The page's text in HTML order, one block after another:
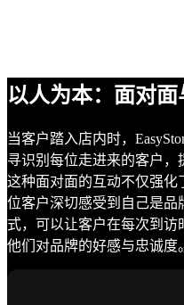
以人为本：面对
当客户踏入店内时，
寻识别每位走进来的客户，
这种面对面的互动不仅强
位客户深切感受到自己是品
式，可以让客户在每次到访
他们对品牌的好感与忠诚度。